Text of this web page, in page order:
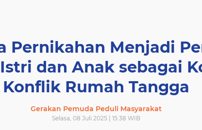
Pernikahan Menjadi
dan Anak sebagai
Konflik Rumah Tangga
Gerakan Pemuda Peduli Masyarakat
Selasa, 08 Juli 2025 | 15:38 WIB